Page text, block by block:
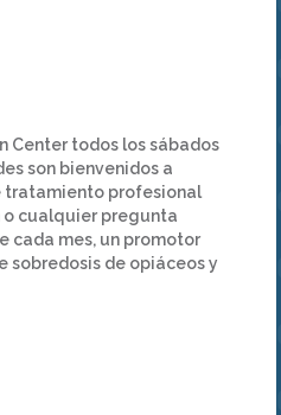
Center todos los sábados
son bienvenidos a
tratamiento profesional
o cualquier pregunta
cada mes, un promotor
sobredosis de opiáceos y